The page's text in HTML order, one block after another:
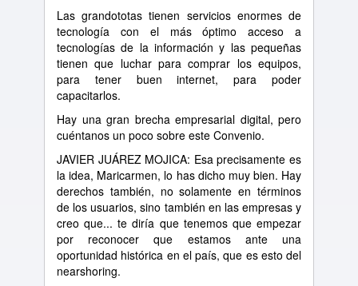
Las grandototas tienen servicios enormes de
tecnología con el más óptimo acceso a
tecnologías de la información y las pequeñas
tienen que luchar para comprar los equipos,
para tener buen internet, para poder
capacitarlos.
Hay una gran brecha empresarial digital, pero
cuéntanos un poco sobre este Convenio.
JAVIER JUÁREZ MOJICA: Esa precisamente es
la idea, Maricarmen, lo has dicho muy bien. Hay
derechos también, no solamente en términos
de los usuarios, sino también en las empresas y
creo que... te diría que tenemos que empezar
por reconocer que estamos ante una
oportunidad histórica en el país, que es esto del
nearshoring.